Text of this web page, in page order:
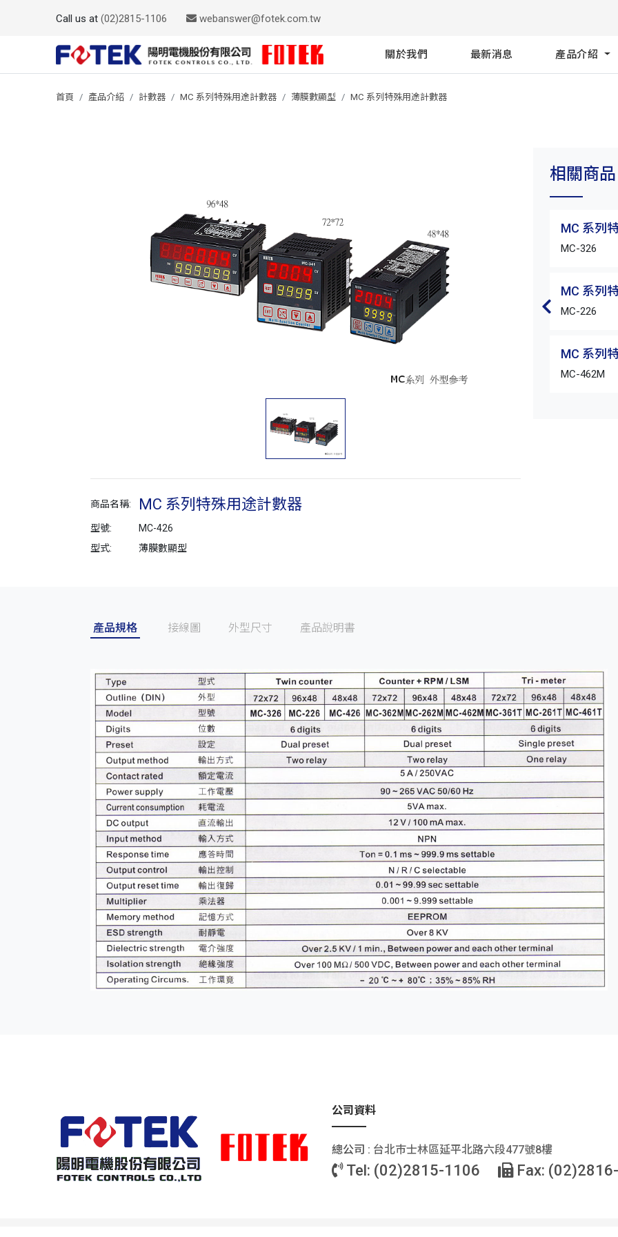
Call us at (02)2815-1106 webanswer@fotek.com.tw
關於我們 最新消息 產品介紹
首頁 產品介紹 計數器 MC 系列特殊用途計數器 薄膜數顯型 MC 系列特殊用途計數器
商品名稱: MC 系列特殊用途計數器
型號:
MC-426
型式:
薄膜數顯型
相關商品
MC 系列
MC-326
MC 系列
MC-226
MC 系列
MC-462M
產品規格 接線圖 外型尺寸 產品說明書
公司資料
總公司 : 台北巿士林區延平北路六段477號8樓
Tel: (02)2815-1106 Fax: